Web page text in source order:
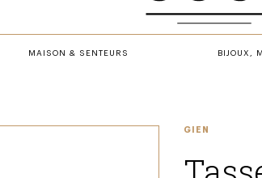
MAISON & SENTEURS BIJOUX,
GIEN